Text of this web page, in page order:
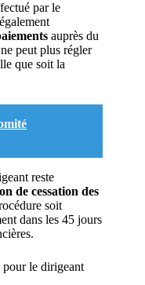
par le
auprès du
peut plus régler
que soit la
reste
de cessation des
soit
dans les 45 jours
pour le dirigeant